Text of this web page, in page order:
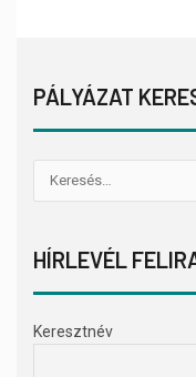
PÁLYÁZAT
HÍRLEVÉL
Keresztnév